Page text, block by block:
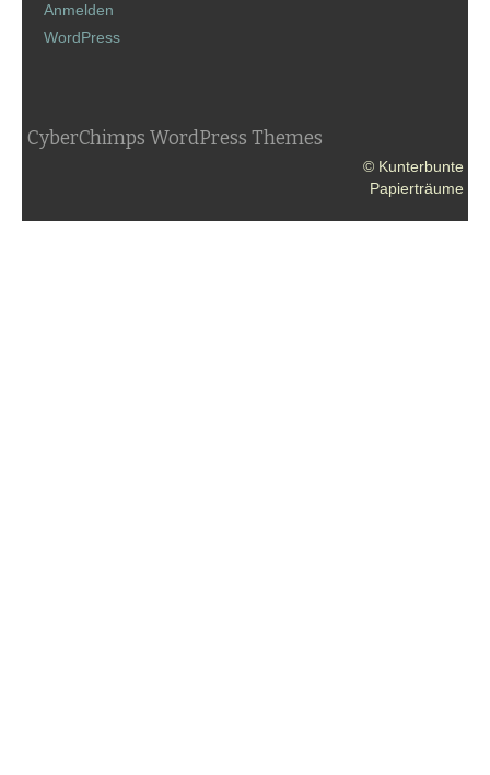
Anmelden
WordPress
CyberChimps WordPress Themes
© Kunterbunte
Papierträume